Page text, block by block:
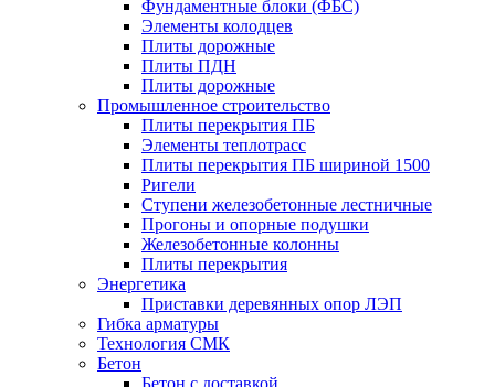
Фундаментные блоки (ФБС)
Элементы колодцев
Плиты дорожные
Плиты ПДН
Плиты дорожные
Промышленное строительство
Плиты перекрытия ПБ
Элементы теплотрасс
Плиты перекрытия ПБ шириной 1500
Ригели
Ступени железобетонные лестничные
Прогоны и опорные подушки
Железобетонные колонны
Плиты перекрытия
Энергетика
Приставки деревянных опор ЛЭП
Гибка арматуры
Технология СМК
Бетон
Бетон с доставкой